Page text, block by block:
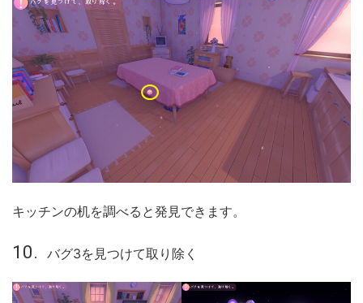
キッチンの机を調べると発見できます。
バグ3を見つけて取り除く